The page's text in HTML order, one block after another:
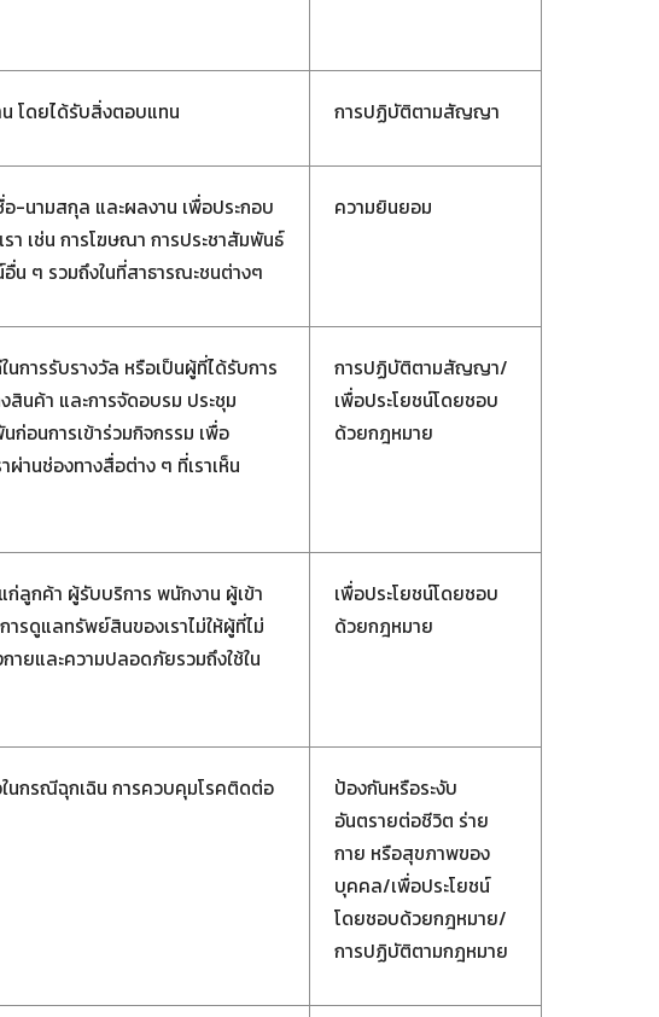
โดยได้รับสิ่งตอบแทน การปฏิบัติตามสัญญา
-นามสกุล และผลงาน เพื่อประกอบ
า เช่น การโฆษณา การประชาสัมพันธ์
น ๆ รวมถึงในที่สาธารณะชนต่างๆ
ความยินยอม
การรับรางวัล หรือเป็นผู้ที่ได้รับการ
สินค้า และการจัดอบรม ประชุม
อนการเข้าร่วมกิจกรรม เพื่อ
านช่องทางสื่อต่าง ๆ ที่เราเห็น
การปฏิบัติตามสัญญา/
เพื่อประโยชน์โดยชอบ
ด้วยกฎหมาย
ก่ลูกค้า ผู้รับบริการ พนักงาน ผู้เข้า
รดูแลทรัพย์สินของเราไม่ให้ผู้ที่ไม่
ายและความปลอดภัยรวมถึงใช้ใน
เพื่อประโยชน์โดยชอบ
ด้วยกฎหมาย
นกรณีฉุกเฉิน การควบคุมโรคติดต่อ
ป้องกันหรือระงับ
อันตรายต่อชีวิต ร่าย
กาย หรือสุขภาพของ
บุคคล/เพื่อประโยชน์
โดยชอบด้วยกฎหมาย/
การปฏิบัติตามกฎหมาย